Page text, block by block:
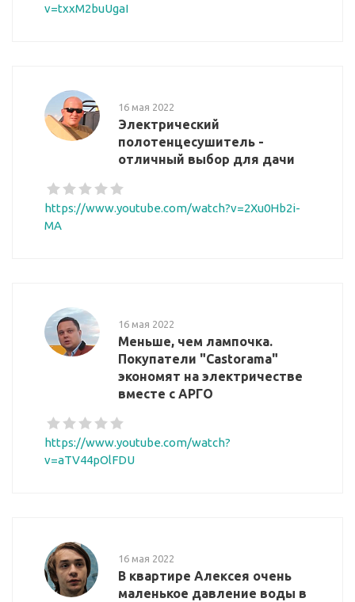
v=txxM2buUgaI
16 мая 2022
Электрический
полотенцесушитель -
отличный выбор для дачи
https://www.youtube.com/watch?v=2Xu0Hb2i-
MA
16 мая 2022
Меньше, чем лампочка.
Покупатели "Castorama"
экономят на электричестве
вместе с АРГО
https://www.youtube.com/watch?
v=aTV44pOlFDU
16 мая 2022
В квартире Алексея очень
маленькое давление воды в